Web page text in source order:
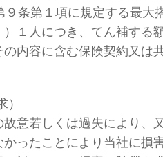
９条第１項に規定する最大
）１人につき、てん補する
の内容に含む保険契約又は
故意若しくは過失により、
かったことにより当社に損